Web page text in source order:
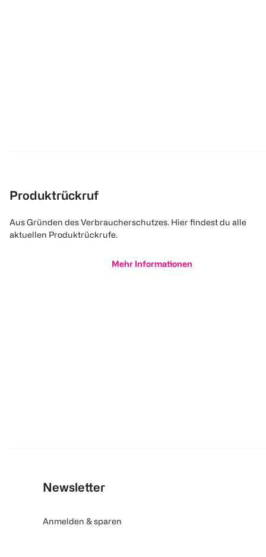
Produktrückruf
Aus Gründen des Verbraucherschutzes. Hier findest du alle
aktuellen Produktrückrufe.
Mehr Informationen
Newsletter
Anmelden & sparen